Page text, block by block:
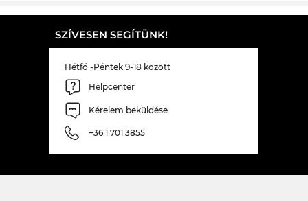
SZÍVESEN SEGÍTÜNK!
Hétfő -Péntek 9-18 között
Helpcenter
Kérelem beküldése
+36 1 701 3855